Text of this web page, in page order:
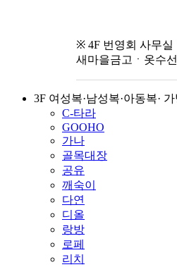
※ 4F 번영회 사무실
새마을금고ㆍ옷수
3F 여성복·남성복·아동복·
C-타라
GOOHO
가나
골목대장
공유
깨숙이
다연
디올
랑방
로페
리치